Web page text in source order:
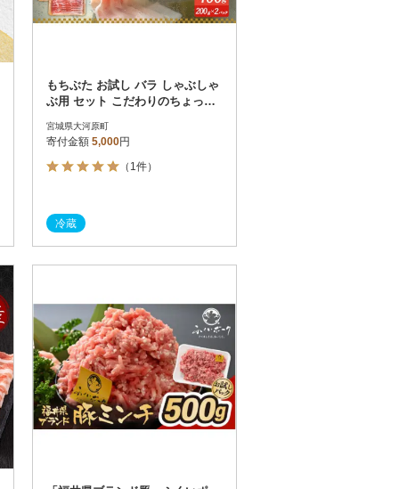
もちぶた お試し バラ しゃぶしゃ
ぶ用 セット こだわりのちょっと
宮城県大河原町
寄付金額 5,000円
（1件）
冷蔵